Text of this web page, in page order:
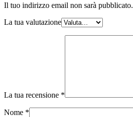
Il tuo indirizzo email non sarà pubblicato.
La tua valutazione
La tua recensione *
Nome *